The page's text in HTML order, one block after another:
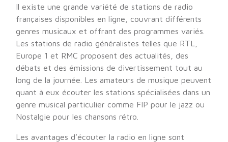
Il existe une grande variété de stations de radio
françaises disponibles en ligne, couvrant différents
genres musicaux et offrant des programmes variés.
Les stations de radio généralistes telles que RTL,
Europe 1 et RMC proposent des actualités, des
débats et des émissions de divertissement tout au
long de la journée. Les amateurs de musique peuvent
quant à eux écouter les stations spécialisées dans un
genre musical particulier comme FIP pour le jazz ou
Nostalgie pour les chansons rétro.
Les avantages d’écouter la radio en ligne sont